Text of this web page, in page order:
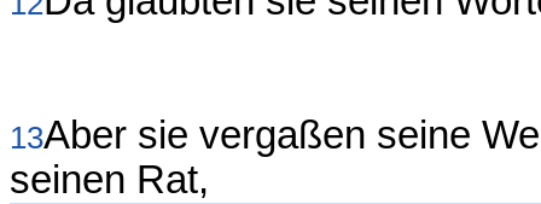
13Aber sie vergaßen seine
seinen Rat,